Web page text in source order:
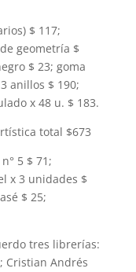
$ 117;
geometría $
$ 23; goma
anillos $ 190;
x 48 u. $ 183.
total $673
5 $ 71;
x 3 unidades $
$ 25;
tres librerías:
Cristian Andrés